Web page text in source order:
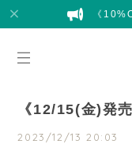
《
《12/15(金)発
2023/12/13 20:03